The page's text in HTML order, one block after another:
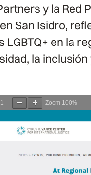
y la Red
San Isidro,
LGBTQ+ en la
la inclusión
1 Zoom 100%